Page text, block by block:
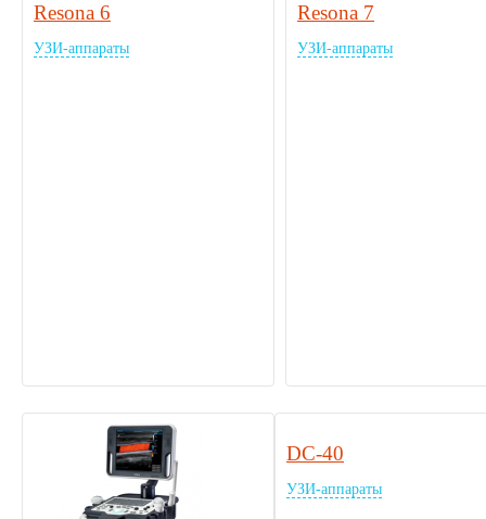
Resona 6
УЗИ-аппараты
Resona 7
УЗИ-аппараты
DC-40
УЗИ-аппараты